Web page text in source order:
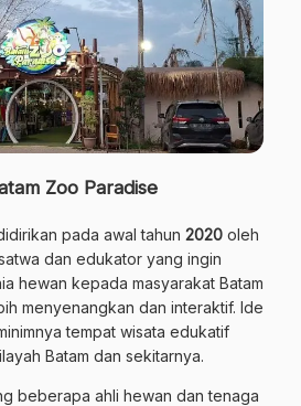
Zoo Paradise
pada awal tahun 2020 oleh
dan edukator yang ingin
hewan kepada masyarakat Batam
menyenangkan dan interaktif. Ide
tempat wisata edukatif
Batam dan sekitarnya.
beberapa ahli hewan dan tenaga